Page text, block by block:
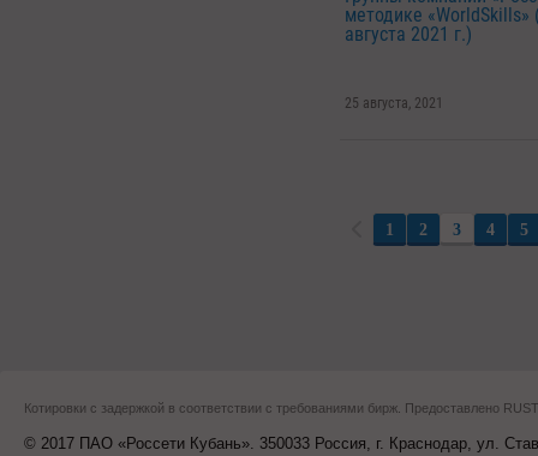
методике «WorldSkills»
августа 2021 г.)
25 августа, 2021
1 2 3 4 5
Котировки с задержкой в соответствии с требованиями бирж. Предоставлено
© 2017 ПАО «Россети Кубань». 350033 Россия, г. Краснодар, ул.